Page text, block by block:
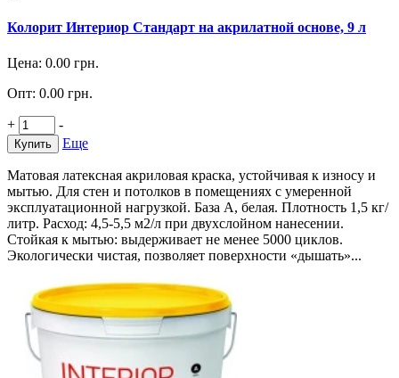
Колорит Интериор Стандарт на акрилатной основе, 9 л
Цена: 0.00 грн.
Опт: 0.00 грн.
+ -
Купить Еще
Матовая латексная акриловая краска, устойчивая к износу и
мытью. Для стен и потолков в помещениях с умеренной
эксплуатационной нагрузкой. База А, белая. Плотность 1,5 кг/
литр. Расход: 4,5-5,5 м2/л при двухслойном нанесении.
Стойкая к мытью: выдерживает не менее 5000 циклов.
Экологически чистая, позволяет поверхности «дышать»...